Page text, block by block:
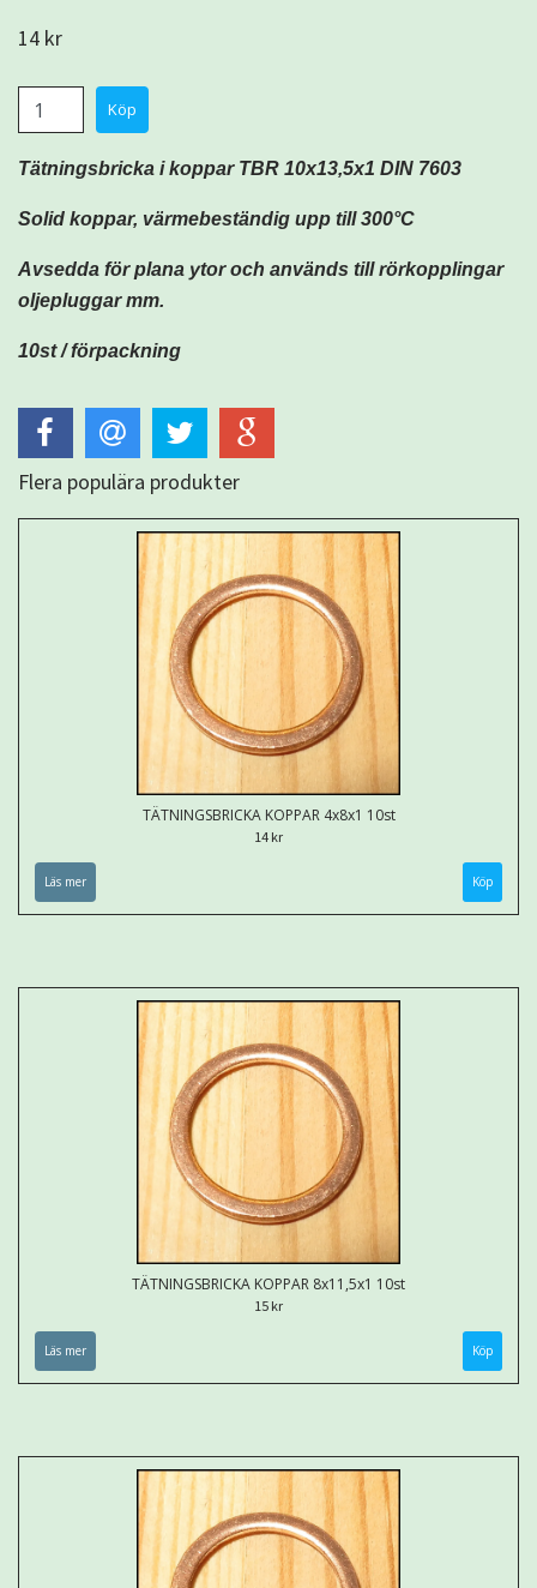
14 kr
Tätningsbricka i koppar TBR 10x13,5x1 DIN 7603
Solid koppar, värmebeständig upp till 300°C
Avsedda för plana ytor och används till rörkopplingar
oljepluggar mm.
10st / förpackning
Flera populära produkter
TÄTNINGSBRICKA KOPPAR 4x8x1 10st
14 kr
Läs mer
TÄTNINGSBRICKA KOPPAR 8x11,5x1 10st
15 kr
Läs mer